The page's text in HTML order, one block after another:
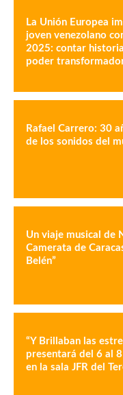
La Unión Europea
joven venezolano
2025: contar
poder
Rafael Carrero: 30
de los sonidos del
Un viaje musical de
Camerata de
Belén”
“Y Brillaban las
presentará del 6 al
en la sala JFR del